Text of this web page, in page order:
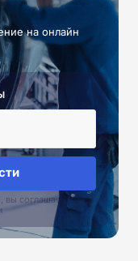
на онлайн
вы соглашаетесь с